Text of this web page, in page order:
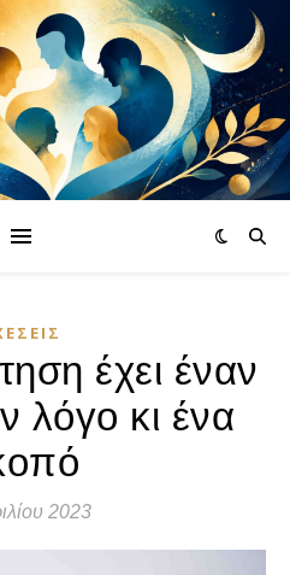
έχει έναν
λόγο κι ένα
2023